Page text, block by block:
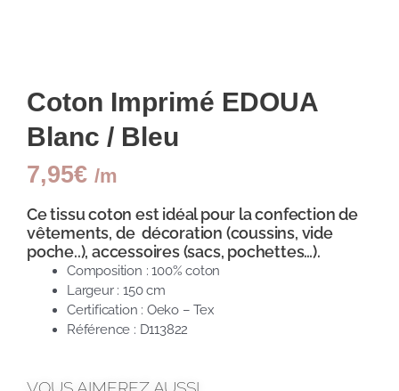
Coton Imprimé EDOUA
Blanc / Bleu
7,95€ /m
Ce tissu coton est idéal pour la confection de
vêtements, de décoration (coussins, vide
poche..), accessoires (sacs, pochettes…).
Composition : 100% coton
Largeur : 150 cm
Certification : Oeko – Tex
Référence : D113822